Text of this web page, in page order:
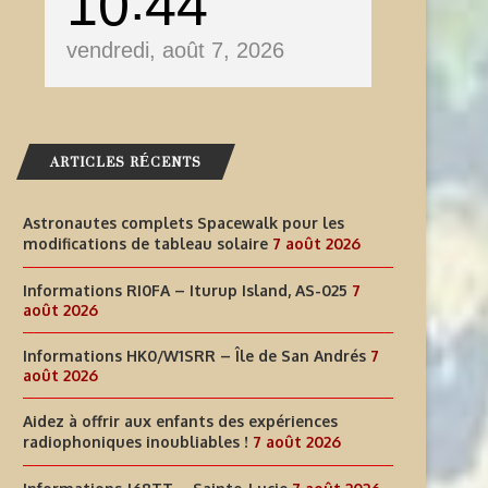
vendredi, août 7, 2026
ARTICLES RÉCENTS
Astronautes complets Spacewalk pour les
modifications de tableau solaire 7 août 2026
Informations RI0FA – Iturup Island, AS-025 7
août 2026
Informations HK0/W1SRR – Île de San Andrés 7
août 2026
Aidez à offrir aux enfants des expériences
radiophoniques inoubliables ! 7 août 2026